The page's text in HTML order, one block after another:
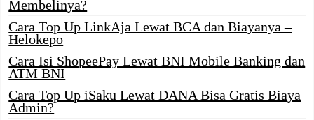
Membelinya?
Cara Top Up LinkAja Lewat BCA dan Biayanya –
Helokepo
Cara Isi ShopeePay Lewat BNI Mobile Banking dan
ATM BNI
Cara Top Up iSaku Lewat DANA Bisa Gratis Biaya
Admin?